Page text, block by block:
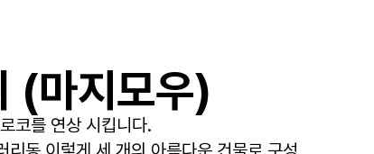
(마지모우)
코를 연상 시킵니다.